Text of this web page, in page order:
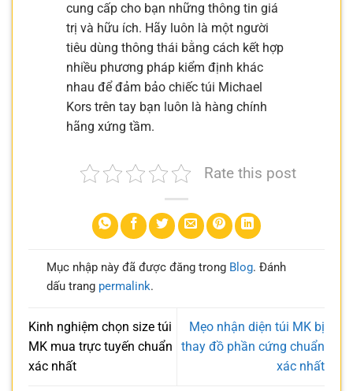
cung cấp cho bạn những thông tin giá
trị và hữu ích. Hãy luôn là một người
tiêu dùng thông thái bằng cách kết hợp
nhiều phương pháp kiểm định khác
nhau để đảm bảo chiếc túi Michael
Kors trên tay bạn luôn là hàng chính
hãng xứng tầm.
Rate this post
Mục nhập này đã được đăng trong Blog. Đánh
dấu trang permalink.
Kinh nghiệm chọn size túi
MK mua trực tuyến chuẩn
xác nhất
Mẹo nhận diện túi MK bị
thay đồ phần cứng chuẩn
xác nhất